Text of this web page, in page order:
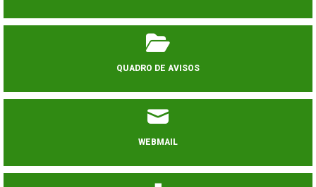
QUADRO DE AVISOS
WEBMAIL